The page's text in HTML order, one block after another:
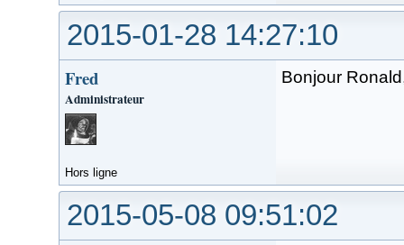
2015-01-28 14:27:10
Fred
Administrateur
Bonjour
Hors ligne
2015-05-08 09:51:02